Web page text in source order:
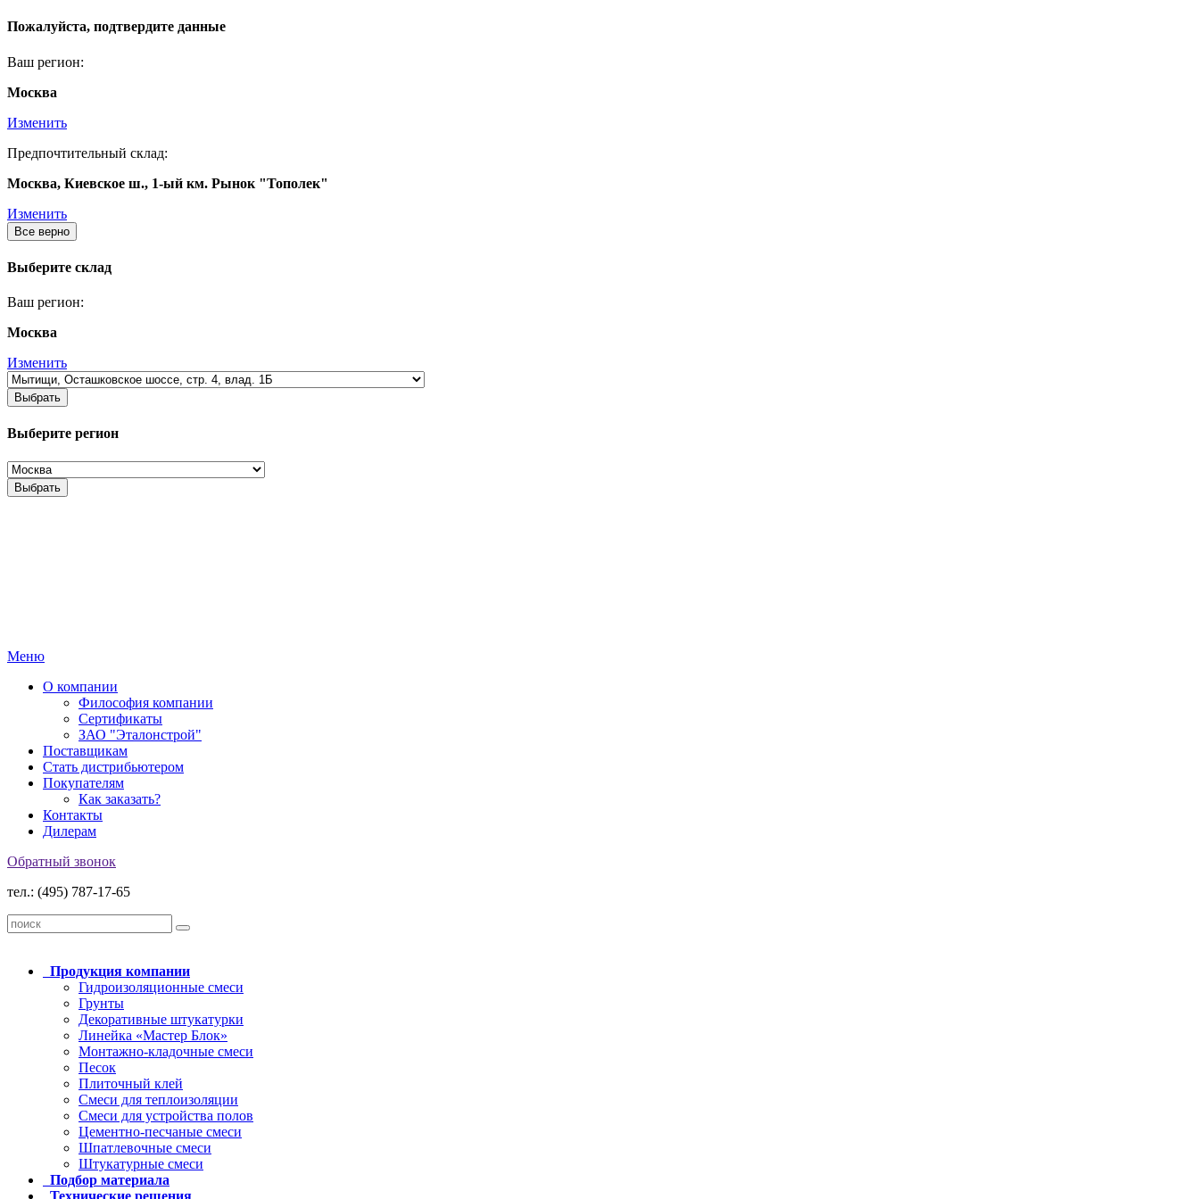
Пожалуйста, подтвердите данные
Ваш регион:
Москва
Изменить
Предпочтительный склад:
Москва, Киевское ш., 1-ый км. Рынок "Тополек"
Изменить
Все верно
Выберите склад
Ваш регион:
Москва
Изменить
Выбрать
Выберите регион
Выбрать
Меню
О компании
Философия компании
Сертификаты
ЗАО "Эталонстрой"
Поставщикам
Стать дистрибьютером
Покупателям
Как заказать?
Контакты
Дилерам
Обратный звонок
тел.: (495) 787-17-65
Продукция компании
Гидроизоляционные смеси
Грунты
Декоративные штукатурки
Линейка «Мастер Блок»
Монтажно-кладочные смеси
Песок
Плиточный клей
Смеси для теплоизоляции
Смеси для устройства полов
Цементно-песчаные смеси
Шпатлевочные смеси
Штукатурные смеси
Подбор материала
Технические решения